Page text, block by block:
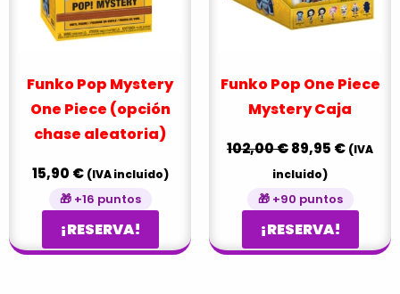
Funko Pop Mystery
One Piece (opción
chase aleatoria)
15,90 € (IVA incluido)
🎁 +16 puntos
¡RESERVA!
Funko Pop One Piece
Mystery Caja
102,00€89,95 € (IVA
incluido)
🎁 +90 puntos
¡RESERVA!